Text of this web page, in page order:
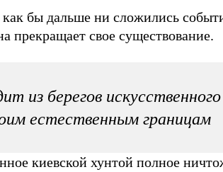
бы дальше ни сложились
прекращает свое существование.
из берегов искусственного
естественным границам
киевской хунтой полное